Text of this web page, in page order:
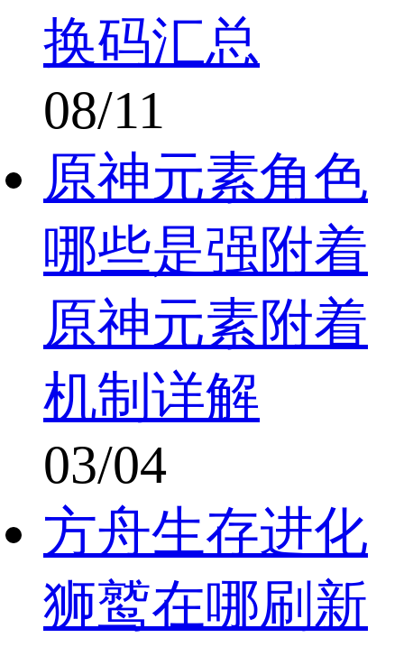
换码汇总
08/11
原神元素角色
哪些是强附着
原神元素附着
机制详解
03/04
方舟生存进化
狮鹫在哪刷新